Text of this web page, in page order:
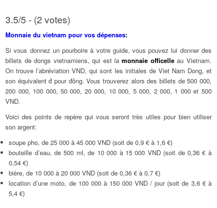
3.5/5 - (2 votes)
Monnaie du vietnam pour vos dépenses:
Si vous donnez un pourboire à votre guide, vous pouvez lui donner des
billets de dongs vietnamiens, qui est lamonnaie officelleau Vietnam.
On trouve l’abréviation VND, qui sont les initiales de Viet Nam Dong, et
son équivalent đ pour đông. Vous trouverez alors des billets de 500 000,
200 000, 100 000, 50 000, 20 000, 10 000, 5 000, 2 000, 1 000 et 500
VND.
Voici des points de repère qui vous seront très utiles pour bien utiliser
son argent:
soupe pho, de 25 000 à 45 000 VND (soit de 0,9 € à 1,6 €)
bouteille d’eau, de 500 ml, de 10 000 à 15 000 VND (soit de 0,36 € à
0,54 €)
bière, de 10 000 à 20 000 VND (soit de 0,36 € à 0,7 €)
location d’une moto, de 100 000 à 150 000 VND / jour (soit de 3,6 € à
5,4 €)